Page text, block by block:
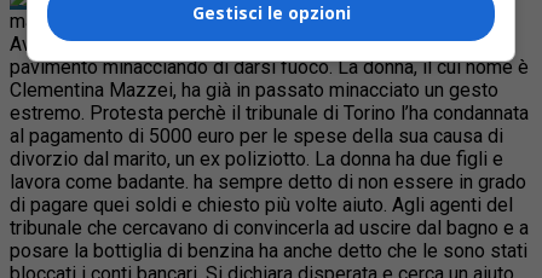
mattina in uno dei bagni del Palazzo di Giustizia di Torino.
Aveva con se una bottiglia di benzina che ha sparso sul
pavimento minacciando di darsi fuoco. La donna, il cui nome è
Clementina Mazzei, ha già in passato minacciato un gesto
estremo. Protesta perchè il tribunale di Torino l’ha condannata
al pagamento di 5000 euro per le spese della sua causa di
divorzio dal marito, un ex poliziotto. La donna ha due figli e
lavora come badante. ha sempre detto di non essere in grado
di pagare quei soldi e chiesto più volte aiuto. Agli agenti del
tribunale che cercavano di convincerla ad uscire dal bagno e a
posare la bottiglia di benzina ha anche detto che le sono stati
Gestisci le opzioni